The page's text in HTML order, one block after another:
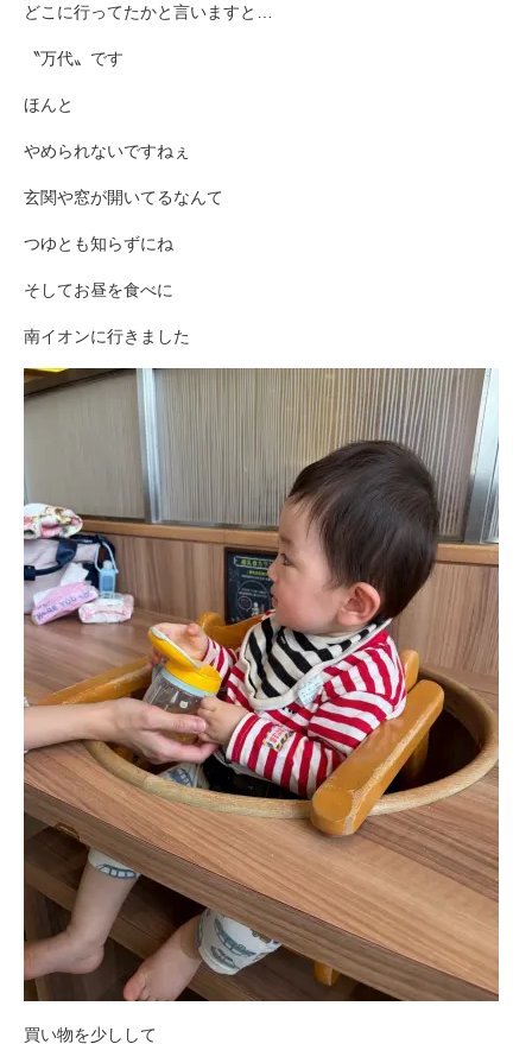
どこに行ってたかと言いますと…
〝万代〟です
ほんと
やめられないですねぇ
玄関や窓が開いてるなんて
つゆとも知らずにね
そしてお昼を食べに
南イオンに行きました
買い物を少しして